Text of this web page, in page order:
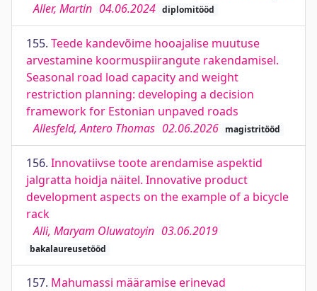
Aller, Martin 04.06.2024 diplomitööd
155. Teede kandevõime hooajalise muutuse
arvestamine koormuspiirangute rakendamisel.
Seasonal road load capacity and weight
restriction planning: developing a decision
framework for Estonian unpaved roads
Allesfeld, Antero Thomas 02.06.2026 magistritööd
156. Innovatiivse toote arendamise aspektid
jalgratta hoidja näitel. Innovative product
development aspects on the example of a bicycle
rack
Alli, Maryam Oluwatoyin 03.06.2019
bakalaureusetööd
157. Mahumassi määramise erinevad